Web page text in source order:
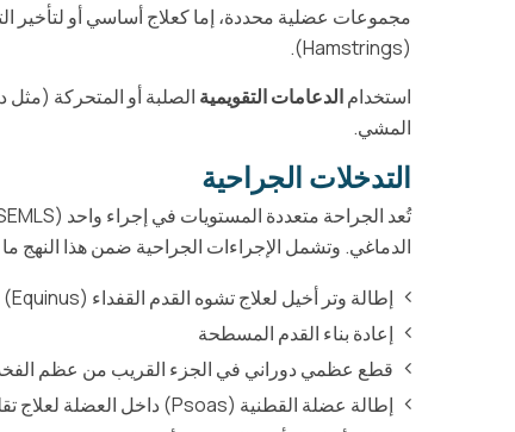
مجموعات عضلية محددة، إما كعلاج أساسي أو
(Hamstrings).
استخدامالدعامات التقويمية
المشي.
التدخلات الجراحية
الدماغي. وتشمل الإجراءات الجراحية ضمن هذا النهج
إطالة وتر أخيل لعلاج تشوه القدم القفداء (Equinus)
إعادة بناء القدم المسطحة
قطع عظمي دوراني في الجزء القريب من عظم الفخذ
إطالة عضلة القطنية (Psoas) داخل العضلة لعلاج تقلص انثناء الورك